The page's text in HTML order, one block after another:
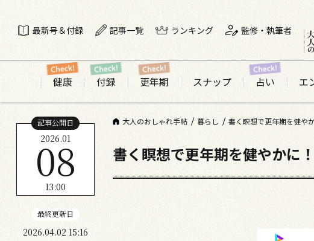
最新号＆付録 記事一覧 ランキング 監修・執筆者
健康 付録 更年期 スナップ 占い エ
大人のおしゃれ手帖 暮らし 書く瞑想で更年期を健や
記事公開日
2026.01
08
13:00
最終更新日
2026.04.02 15:16
書く瞑想で更年期を健やかに